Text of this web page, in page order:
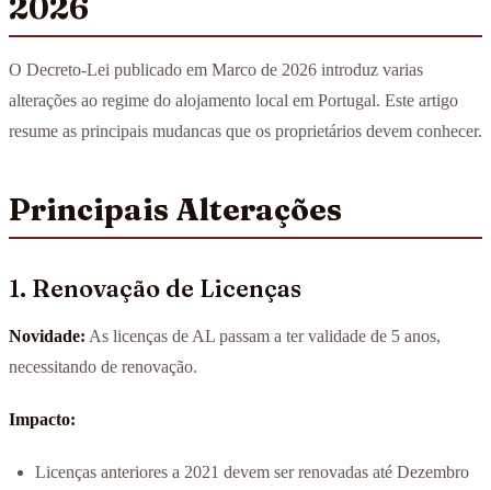
2026
O Decreto-Lei publicado em Marco de 2026 introduz varias
alterações ao regime do alojamento local em Portugal. Este artigo
resume as principais mudancas que os proprietários devem conhecer.
Principais Alterações
1. Renovação de Licenças
Novidade: As licenças de AL passam a ter validade de 5 anos,
necessitando de renovação.
Impacto:
Licenças anteriores a 2021 devem ser renovadas até Dezembro